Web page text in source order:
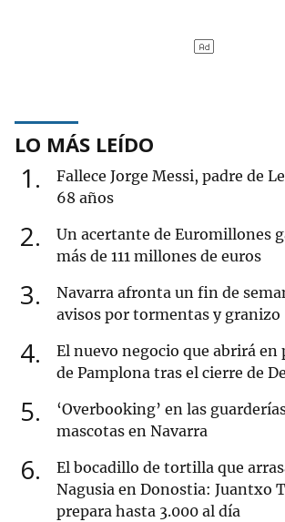
LO MÁS LEÍDO
1
Fallece Jorge Messi, padre de
68 años
2
Un acertante de Euromillones
más de 111 millones de euros
3
Navarra afronta un fin de
avisos por tormentas y granizo
4
El nuevo negocio que abrirá en
de Pamplona tras el cierre de
5
‘Overbooking’ en las
mascotas en Navarra
6
El bocadillo de tortilla que
Nagusia en Donostia: Juantxo
prepara hasta 3.000 al día